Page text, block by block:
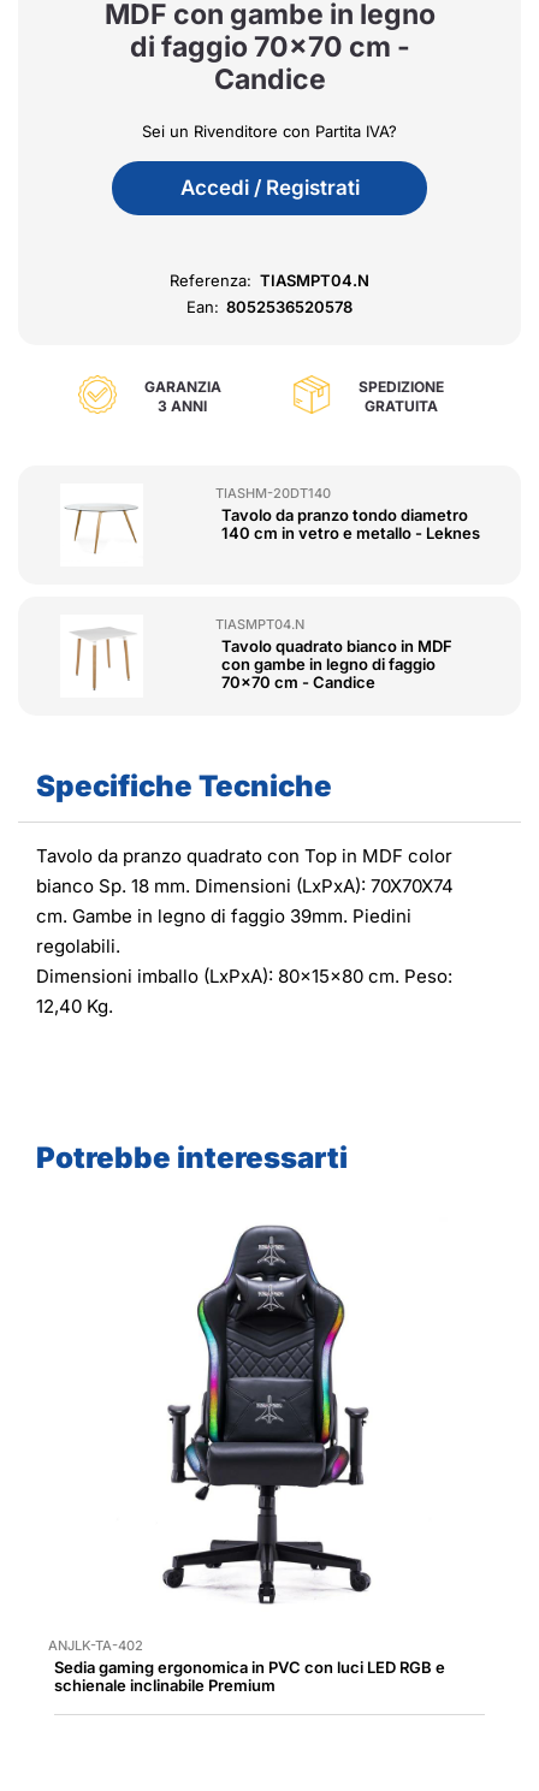
MDF con gambe in legno
di faggio 70x70 cm -
Candice
Sei un Rivenditore con Partita IVA?
Accedi / Registrati
Referenza: TIASMPT04.N
Ean: 8052536520578
GARANZIA
3 ANNI
SPEDIZIONE
GRATUITA
TIASHM-20DT140
Tavolo da pranzo tondo diametro
140 cm in vetro e metallo - Leknes
TIASMPT04.N
Tavolo quadrato bianco in MDF
con gambe in legno di faggio
70x70 cm - Candice
Specifiche Tecniche
Tavolo da pranzo quadrato con Top in MDF color
bianco Sp. 18 mm. Dimensioni (LxPxA): 70X70X74
cm. Gambe in legno di faggio 39mm. Piedini
regolabili.
Dimensioni imballo (LxPxA): 80x15x80 cm. Peso:
12,40 Kg.
Potrebbe interessarti
ANJLK-TA-402
Sedia gaming ergonomica in PVC con luci LED RGB e
schienale inclinabile Premium